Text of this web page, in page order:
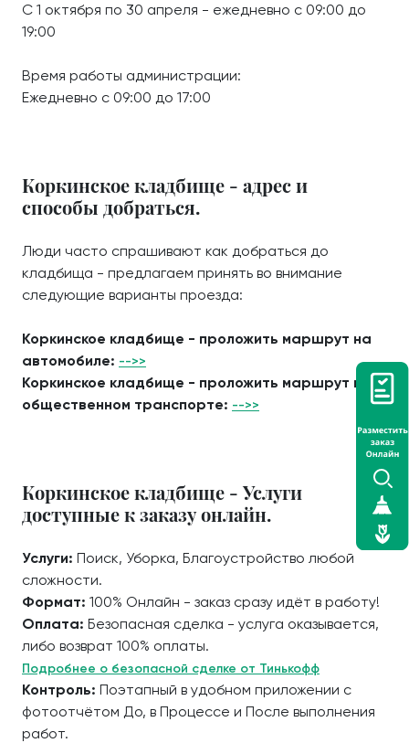
С 1 октября по 30 апреля - ежедневно с 09:00 до
19:00
Время работы администрации:
Ежедневно с 09:00 до 17:00
Коркинское кладбище - адрес и
способы добраться.
Люди часто спрашивают как добраться до
кладбища - предлагаем принять во внимание
следующие варианты проезда:
Коркинское кладбище - проложить маршрут на
автомобиле: -->>
Коркинское кладбище - проложить маршрут на
общественном транспорте: -->>
Коркинское кладбище - Услуги
доступные к заказу онлайн.
Услуги: Поиск, Уборка, Благоустройство любой
сложности.
Формат: 100% Онлайн - заказ сразу идёт в работу!
Оплата: Безопасная сделка - услуга оказывается,
либо возврат 100% оплаты.
Подробнее о безопасной сделке от Тинькофф
Контроль: Поэтапный в удобном приложении с
фотоотчётом До, в Процессе и После выполнения
работ.